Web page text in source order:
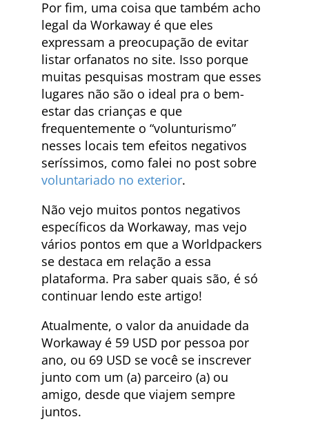
Por fim, uma coisa que também acho
legal da Workaway é que eles
expressam a preocupação de evitar
listar orfanatos no site. Isso porque
muitas pesquisas mostram que esses
lugares não são o ideal pra o bem-
estar das crianças e que
frequentemente o “volunturismo”
nesses locais tem efeitos negativos
seríssimos, como falei no post sobre
voluntariado no exterior.
Não vejo muitos pontos negativos
específicos da Workaway, mas vejo
vários pontos em que a Worldpackers
se destaca em relação a essa
plataforma. Pra saber quais são, é só
continuar lendo este artigo!
Atualmente, o valor da anuidade da
Workaway é 59 USD por pessoa por
ano, ou 69 USD se você se inscrever
junto com um (a) parceiro (a) ou
amigo, desde que viajem sempre
juntos.